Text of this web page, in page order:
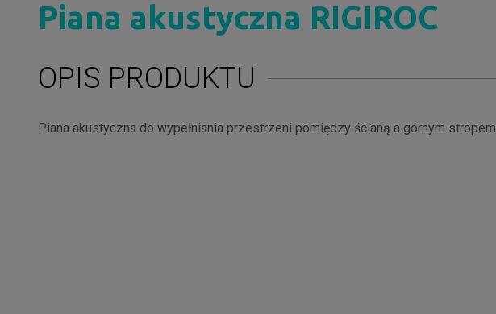
Piana akustyczna RIGIROC
OPIS PRODUKTU
Piana akustyczna do wypełniania przestrzeni pomiędzy ścianą a górnym stropem